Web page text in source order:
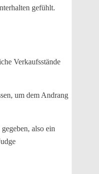
gefühlt.
Verkaufsstände
um dem Andrang
also ein